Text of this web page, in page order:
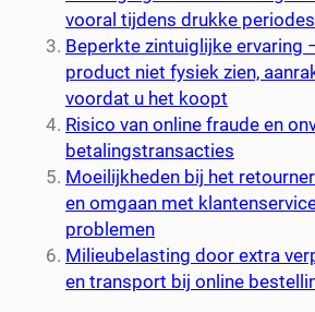
vooral tijdens drukke periodes
Beperkte zintuiglijke ervaring
product niet fysiek zien,
voordat u het koopt
Risico van online fraude en
betalingstransacties
Moeilijkheden bij het
en omgaan met
problemen
Milieubelasting door extra
en transport bij online